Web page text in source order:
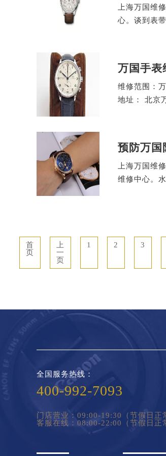
上海万国维
心。谈到表
万国手表
维修范围：
地址： 北京
预防万国
上海万国维
维修中心。
首
页
上
一
页
1 2 3
全国服务热线：
400-992-7093
门店营业：09:00-19:30（节假日正
客服在线：08:00-22:00（节假日正